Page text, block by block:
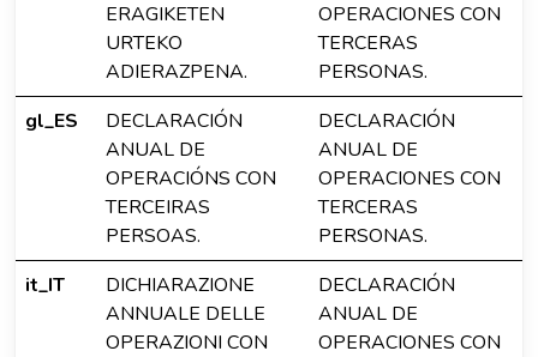
ERAGIKETEN
URTEKO
ADIERAZPENA.
OPERACIONES CON
TERCERAS
PERSONAS.
gl_ES
DECLARACIÓN
ANUAL DE
OPERACIÓNS CON
TERCEIRAS
PERSOAS.
DECLARACIÓN
ANUAL DE
OPERACIONES CON
TERCERAS
PERSONAS.
it_IT
DICHIARAZIONE
ANNUALE DELLE
OPERAZIONI CON
DECLARACIÓN
ANUAL DE
OPERACIONES CON